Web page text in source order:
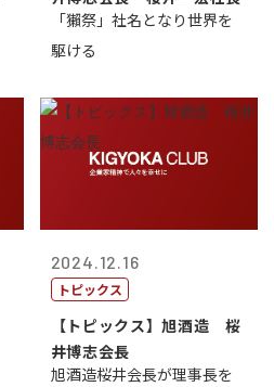
「獺祭」社名となり世界を
駆ける
2024.12.16
トピックス
【トピックス】旭酒造 桜
井博志会長
旭酒造桜井会長が理事長を